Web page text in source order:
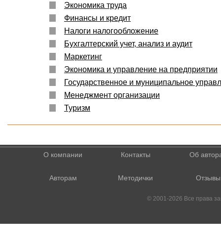
Экономика труда
Финансы и кредит
Налоги налогообложение
Бухгалтерский учет, анализ и аудит
Маркетинг
Экономика и управление на предприятии
Государственное и муниципальное
Менеджмент организации
Туризм
О компании Контакты Об
Авторам Методички Отзывы
© 2001-2026 Все права